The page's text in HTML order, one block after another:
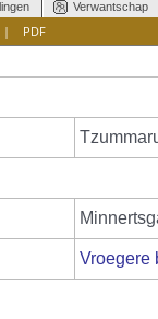
Verwantschap
PDF
Vroegere